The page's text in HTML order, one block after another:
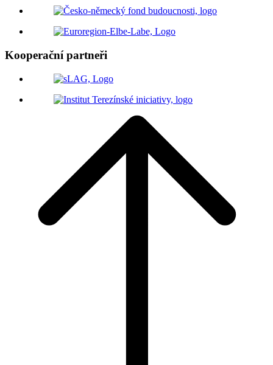
Kooperační partneři